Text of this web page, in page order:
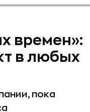
времен»:
в любых
пока